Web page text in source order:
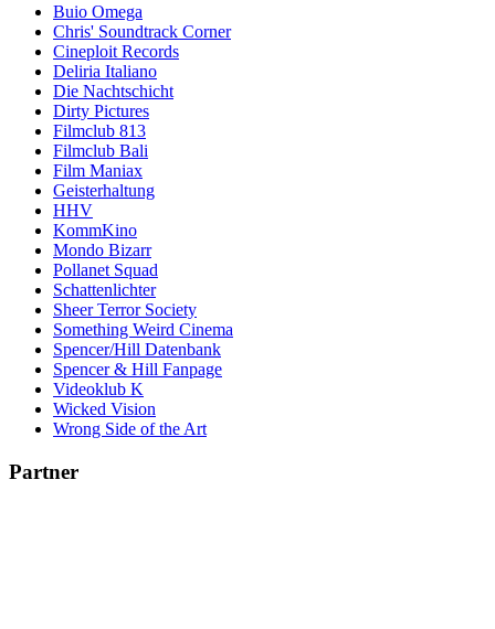
Buio Omega
Chris' Soundtrack Corner
Cineploit Records
Deliria Italiano
Die Nachtschicht
Dirty Pictures
Filmclub 813
Filmclub Bali
Film Maniax
Geisterhaltung
HHV
KommKino
Mondo Bizarr
Pollanet Squad
Schattenlichter
Sheer Terror Society
Something Weird Cinema
Spencer/Hill Datenbank
Spencer & Hill Fanpage
Videoklub K
Wicked Vision
Wrong Side of the Art
Partner